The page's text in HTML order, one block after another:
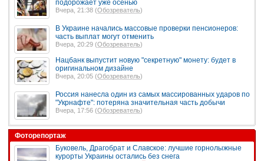
подорожает уже осенью
Вчера, 21:38 (Обозреватель)
В Украине начались массовые проверки пенсионеров:
часть выплат могут отменить
Вчера, 20:29 (Обозреватель)
Нацбанк выпустит новую "секретную" монету: будет в
оригинальном дизайне
Вчера, 20:05 (Обозреватель)
Россия нанесла один из самых массированных ударов по
"Укрнафте": потеряна значительная часть добычи
Вчера, 17:56 (Обозреватель)
Фоторепортаж
Буковель, Драгобрат и Славское: лучшие горнолыжные
курорты Украины остались без снега